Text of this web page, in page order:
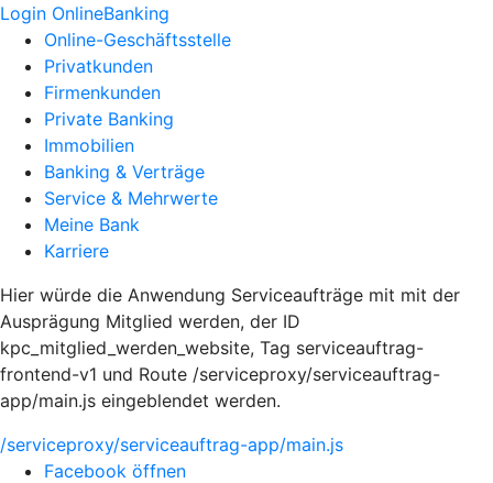
Login OnlineBanking
Online-Geschäftsstelle
Privatkunden
Firmenkunden
Private Banking
Immobilien
Banking & Verträge
Service & Mehrwerte
Meine Bank
Karriere
Hier würde die Anwendung Serviceaufträge mit mit der
Ausprägung Mitglied werden, der ID
kpc_mitglied_werden_website, Tag serviceauftrag-
frontend-v1 und Route /serviceproxy/serviceauftrag-
app/main.js eingeblendet werden.
/serviceproxy/serviceauftrag-app/main.js
Facebook öffnen